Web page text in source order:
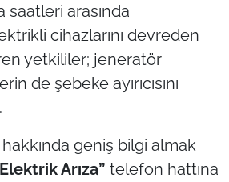
saatleri arasında
cihazlarını devreden
yetkililer; jeneratör
de şebeke ayırıcısını
geniş bilgi almak
Arıza” telefon hattına